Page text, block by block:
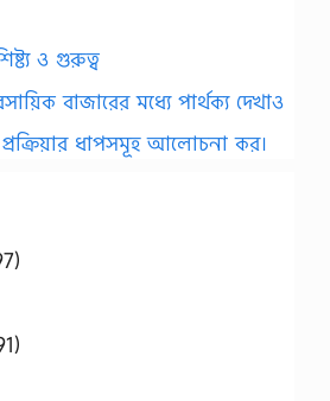
ও গুরুত্ব
বাজারের মধ্যে পার্থক্য দেখাও
প্রক্রিয়ার ধাপসমূহ আলোচনা কর।